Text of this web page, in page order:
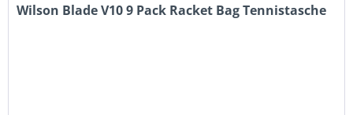
Wilson Blade V10 9 Pack Racket Bag Tennistasche